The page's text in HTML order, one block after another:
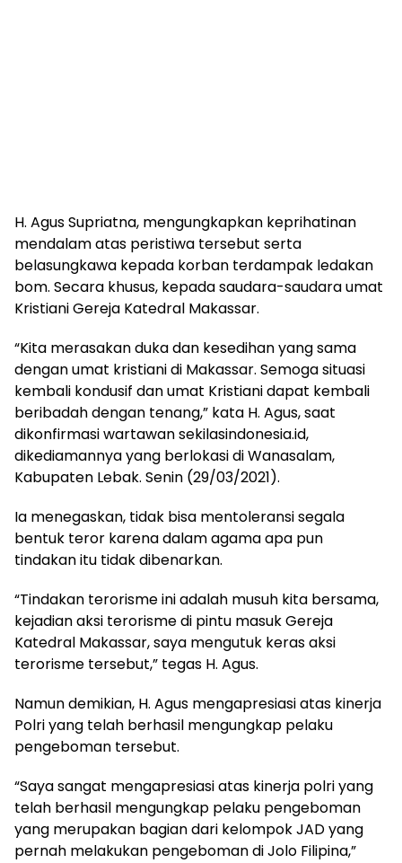
H. Agus Supriatna, mengungkapkan keprihatinan
mendalam atas peristiwa tersebut serta
belasungkawa kepada korban terdampak ledakan
bom. Secara khusus, kepada saudara-saudara umat
Kristiani Gereja Katedral Makassar.
“Kita merasakan duka dan kesedihan yang sama
dengan umat kristiani di Makassar. Semoga situasi
kembali kondusif dan umat Kristiani dapat kembali
beribadah dengan tenang,” kata H. Agus, saat
dikonfirmasi wartawan sekilasindonesia.id,
dikediamannya yang berlokasi di Wanasalam,
Kabupaten Lebak. Senin (29/03/2021).
Ia menegaskan, tidak bisa mentoleransi segala
bentuk teror karena dalam agama apa pun
tindakan itu tidak dibenarkan.
“Tindakan terorisme ini adalah musuh kita bersama,
kejadian aksi terorisme di pintu masuk Gereja
Katedral Makassar, saya mengutuk keras aksi
terorisme tersebut,” tegas H. Agus.
Namun demikian, H. Agus mengapresiasi atas kinerja
Polri yang telah berhasil mengungkap pelaku
pengeboman tersebut.
“Saya sangat mengapresiasi atas kinerja polri yang
telah berhasil mengungkap pelaku pengeboman
yang merupakan bagian dari kelompok JAD yang
pernah melakukan pengeboman di Jolo Filipina,”